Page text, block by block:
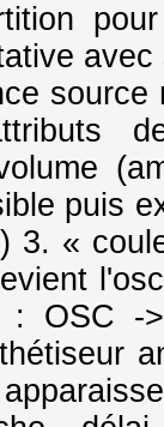
puis
3. «
: OSC -